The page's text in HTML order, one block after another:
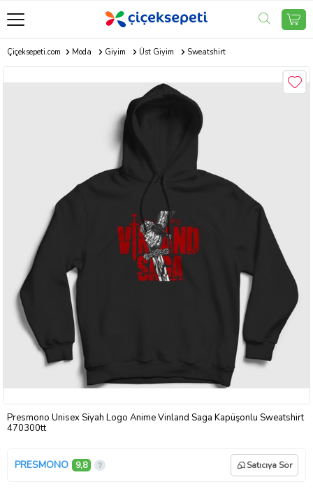
Çiçeksepeti.com Moda Giyim Üst Giyim Sweatshirt
Presmono Unisex Siyah Logo Anime Vinland Saga Kapüşonlu Sweatshirt
470300tt
PRESMONO 9,8 Satıcıya Sor